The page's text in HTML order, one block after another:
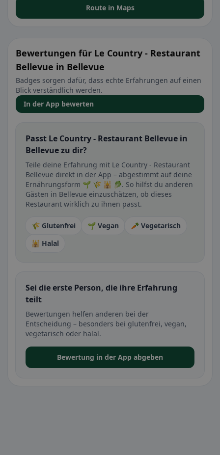
Route in Maps
Bewertungen für Le Country - Restaurant
Bellevue in Bellevue
Badges sorgen dafür, dass echte Erfahrungen auf einen
Blick verständlich werden.
In der App bewerten
Passt Le Country - Restaurant Bellevue in
Bellevue zu dir?
Teile deine Erfahrung mit Le Country - Restaurant
Bellevue direkt in der App – abgestimmt auf deine
Ernährungsform 🌱 🌾 🕌 🥬. So hilfst du anderen
Gästen in Bellevue einzuschätzen, ob dieses
Restaurant wirklich zu ihnen passt.
🌾 Glutenfrei 🌱 Vegan
🥕 Vegetarisch
🕌 Halal
Sei die erste Person, die ihre Erfahrung
teilt
Bewertungen helfen anderen bei der
Entscheidung – besonders bei glutenfrei, vegan,
vegetarisch oder halal.
Bewertung in der App abgeben